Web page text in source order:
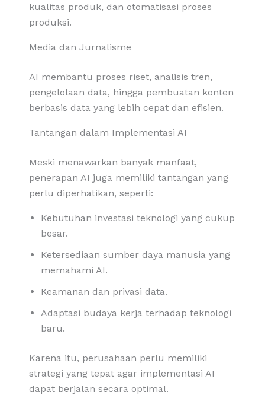
kualitas produk, dan otomatisasi proses
produksi.
Media dan Jurnalisme
AI membantu proses riset, analisis tren,
pengelolaan data, hingga pembuatan konten
berbasis data yang lebih cepat dan efisien.
Tantangan dalam Implementasi AI
Meski menawarkan banyak manfaat,
penerapan AI juga memiliki tantangan yang
perlu diperhatikan, seperti:
Kebutuhan investasi teknologi yang cukup
besar.
Ketersediaan sumber daya manusia yang
memahami AI.
Keamanan dan privasi data.
Adaptasi budaya kerja terhadap teknologi
baru.
Karena itu, perusahaan perlu memiliki
strategi yang tepat agar implementasi AI
dapat berjalan secara optimal.